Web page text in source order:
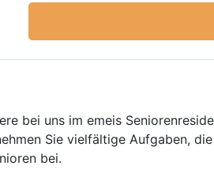
bei uns im emeis
Sie vielfältige Aufgaben,
bei.